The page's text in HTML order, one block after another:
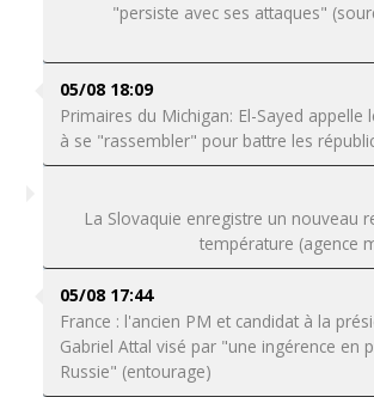
"persiste avec ses attaques"
05/08 18:09
Primaires du Michigan: El-Sayed appelle
à se "rassembler" pour battre les
La Slovaquie enregistre un nouveau
température (agence
05/08 17:44
France : l'ancien PM et candidat à la
Gabriel Attal visé par "une ingérence en
Russie" (entourage)